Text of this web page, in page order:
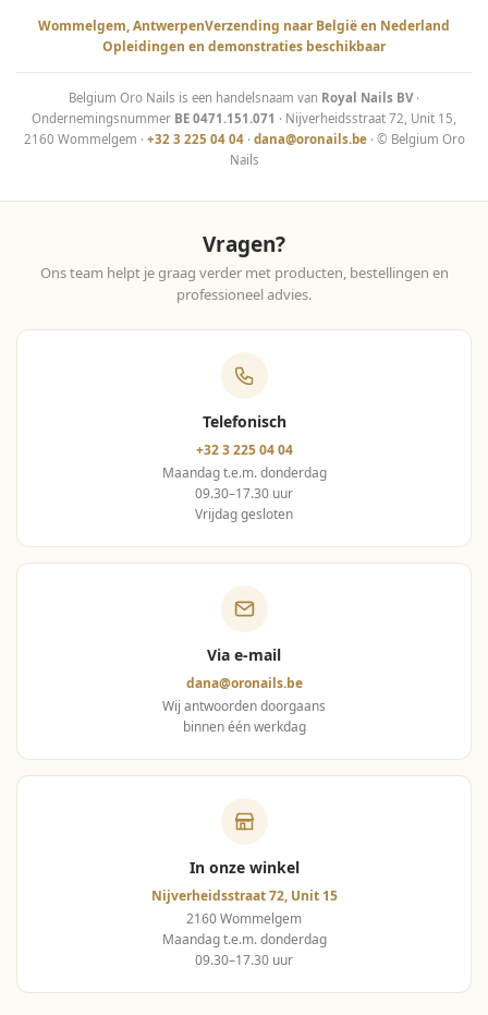
Wommelgem, AntwerpenVerzending naar België en Nederland
Opleidingen en demonstraties beschikbaar
Belgium Oro Nails is een handelsnaam van Royal Nails BV·
Ondernemingsnummer BE 0471.151.071 · Nijverheidsstraat 72, Unit 15,
2160 Wommelgem · +32 3 225 04 04· dana@oronails.be· © Belgium Oro
Nails
Vragen?
Ons team helpt je graag verder met producten, bestellingen en
professioneel advies.
Telefonisch
+32 3 225 04 04
Maandag t.e.m. donderdag
09.30–17.30 uur
Vrijdag gesloten
Via e-mail
dana@oronails.be
Wij antwoorden doorgaans
binnen één werkdag
In onze winkel
Nijverheidsstraat 72, Unit 15
2160 Wommelgem
Maandag t.e.m. donderdag
09.30–17.30 uur